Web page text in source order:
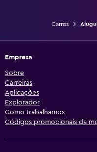
Carros
Empresa
Sobre
Carreiras
Aplicações
Explorador
Como trabalhamos
Códigos promocionais da